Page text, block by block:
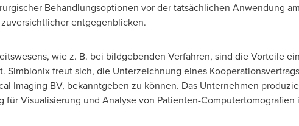
Behandlungsoptionen vor der tatsächlichen Anwendung
entgegenblicken.
wie z. B. bei bildgebenden Verfahren, sind die Vorteile
Simbionix freut sich, die Unterzeichnung eines
Imaging BV, bekanntgeben zu können. Das Unternehmen
Visualisierung und Analyse von Patienten-Computertomografien